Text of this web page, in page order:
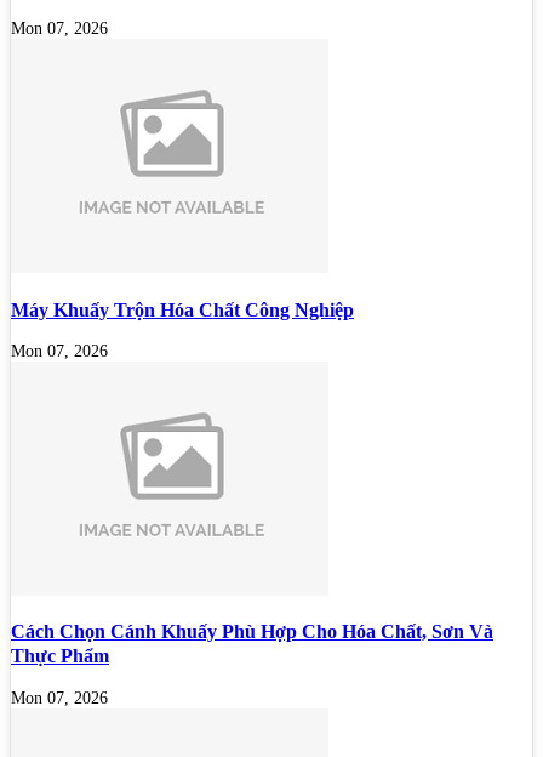
Mon 07, 2026
Máy Khuấy Trộn Hóa Chất Công Nghiệp
Mon 07, 2026
Cách Chọn Cánh Khuấy Phù Hợp Cho Hóa Chất, Sơn Và
Thực Phẩm
Mon 07, 2026